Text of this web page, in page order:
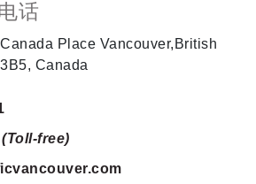
话
Place Vancouver,British
Canada
(Toll-free)
.com